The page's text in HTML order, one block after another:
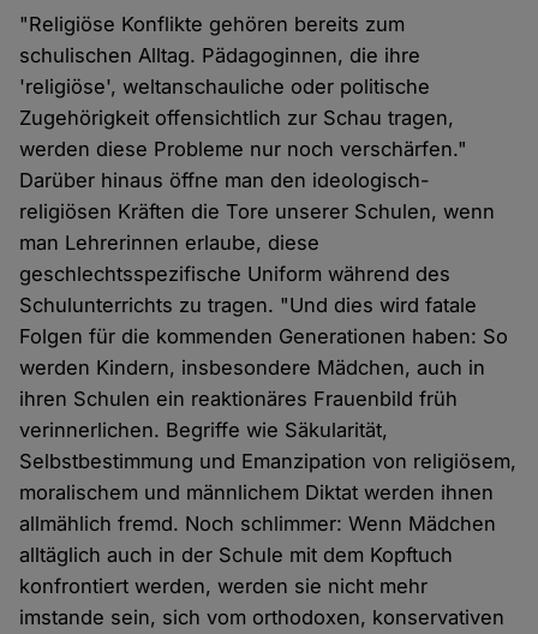
"Religiöse Konflikte gehören bereits zum
schulischen Alltag. Pädagoginnen, die ihre
'religiöse', weltanschauliche oder politische
Zugehörigkeit offensichtlich zur Schau tragen,
werden diese Probleme nur noch verschärfen."
Darüber hinaus öffne man den ideologisch-
religiösen Kräften die Tore unserer Schulen, wenn
man Lehrerinnen erlaube, diese
geschlechtsspezifische Uniform während des
Schulunterrichts zu tragen. "Und dies wird fatale
Folgen für die kommenden Generationen haben: So
werden Kindern, insbesondere Mädchen, auch in
ihren Schulen ein reaktionäres Frauenbild früh
verinnerlichen. Begriffe wie Säkularität,
Selbstbestimmung und Emanzipation von religiösem,
moralischem und männlichem Diktat werden ihnen
allmählich fremd. Noch schlimmer: Wenn Mädchen
alltäglich auch in der Schule mit dem Kopftuch
konfrontiert werden, werden sie nicht mehr
imstande sein, sich vom orthodoxen, konservativen